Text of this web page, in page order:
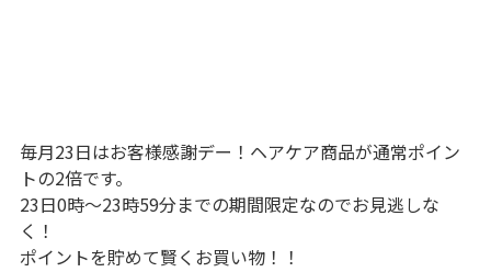
毎月23日はお客様感謝デー！ヘアケア商品が通常ポイン
トの2倍です。
23日0時～23時59分までの期間限定なのでお見逃しな
く！
ポイントを貯めて賢くお買い物！！